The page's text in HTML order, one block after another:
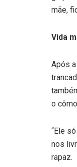
mãe,
Vida
Após
o
“Ele
nos
rapaz.